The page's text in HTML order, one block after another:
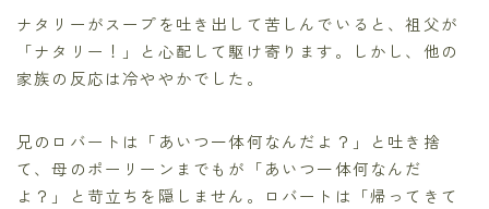
ナタリーがスープを吐き出して苦しんでいると、祖父が
「ナタリー！」と心配して駆け寄ります。しかし、他の
家族の反応は冷ややかでした。
兄のロバートは「あいつ一体何なんだよ？」と吐き捨
て、母のポーリーンまでもが「あいつ一体何なんだ
よ？」と苛立ちを隠しません。ロバートは「帰ってきて